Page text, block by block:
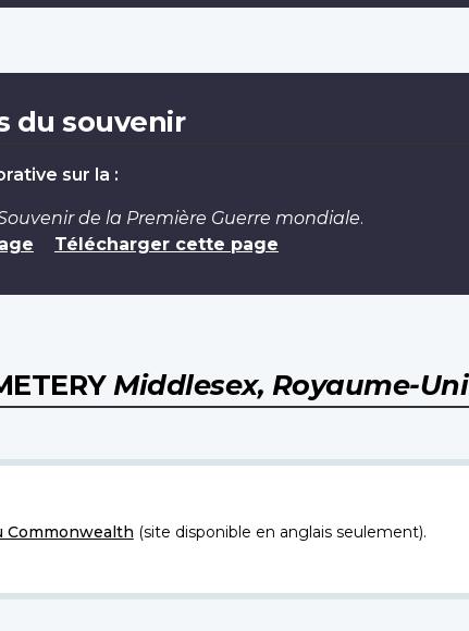
du souvenir
sur la :
de la Première Guerre mondiale.
Télécharger cette page
Middlesex, Royaume-Uni
Commonwealth (site disponible en anglais seulement).